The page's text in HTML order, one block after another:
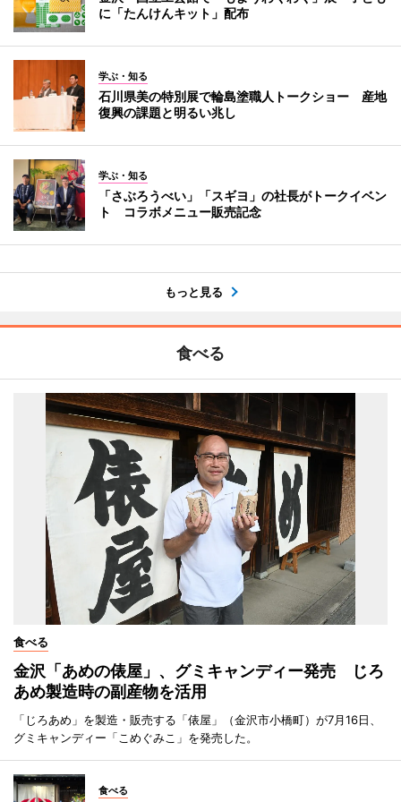
に「たんけんキット」配布
学ぶ・知る
石川県美の特別展で輪島塗職人トークショー 産地
復興の課題と明るい兆し
学ぶ・知る
「さぶろうべい」「スギヨ」の社長がトークイベン
ト コラボメニュー販売記念
もっと見る
食べる
食べる
金沢「あめの俵屋」、グミキャンディー発売 じろ
あめ製造時の副産物を活用
「じろあめ」を製造・販売する「俵屋」（金沢市小橋町）が7月16日、
グミキャンディー「こめぐみこ」を発売した。
食べる